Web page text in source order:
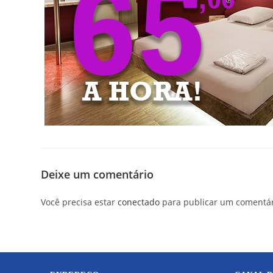
Deixe um comentário
Você precisa estarconectado para publicar um